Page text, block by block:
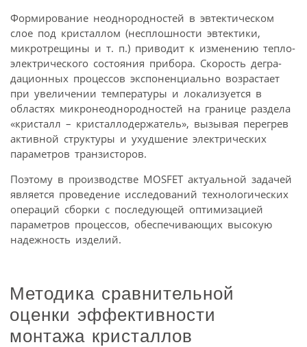
Формирование неоднородностей в эвтектическом
слое под кристаллом (несплошности эвтектики,
микротрещины и т. п.) приводит к изменению тепло-
электрического состояния прибора. Скорость дегра-
дационных процессов экспоненциально возрастает
при увеличении температуры и локализуется в
областях микронеоднородностей на границе раздела
«кристалл – кристаллодержатель», вызывая перегрев
активной структуры и ухудшение электрических
параметров транзисторов.
Поэтому в производстве MOSFET актуальной задачей
является проведение исследований технологических
операций сборки с последующей оптимизацией
параметров процессов, обеспечивающих высокую
надежность изделий.
Методика сравнительной
оценки эффективности
монтажа кристаллов